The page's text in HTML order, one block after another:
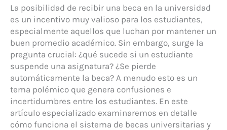
La posibilidad de recibir una beca en la universidad
es un incentivo muy valioso para los estudiantes,
especialmente aquellos que luchan por mantener un
buen promedio académico. Sin embargo, surge la
pregunta crucial: ¿qué sucede si un estudiante
suspende una asignatura? ¿Se pierde
automáticamente la beca? A menudo esto es un
tema polémico que genera confusiones e
incertidumbres entre los estudiantes. En este
artículo especializado examinaremos en detalle
cómo funciona el sistema de becas universitarias y